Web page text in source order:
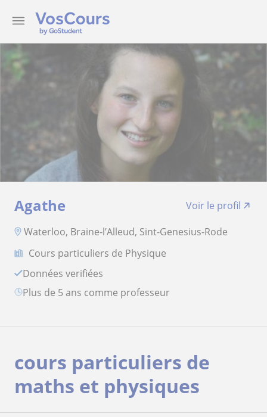
Agathe
Voir le profil
Waterloo, Braine-l’Alleud, Sint-Genesius-Rode
Cours particuliers de Physique
Données verifiées
plus de 5 ans comme professeur
cours particuliers de
maths et physiques